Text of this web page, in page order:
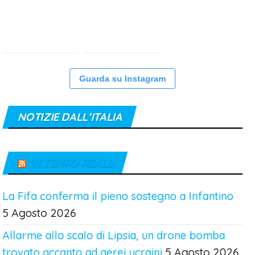
Guarda su Instagram
NOTIZIE DALL’ITALIA
IN TEMPO REALE
La Fifa conferma il pieno sostegno a Infantino
5 Agosto 2026
Allarme allo scalo di Lipsia, un drone bomba